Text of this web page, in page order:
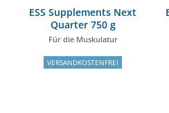
ESS Supplements Next
Quarter 750 g
Für die Muskulatur
VERSANDKOSTENFREI